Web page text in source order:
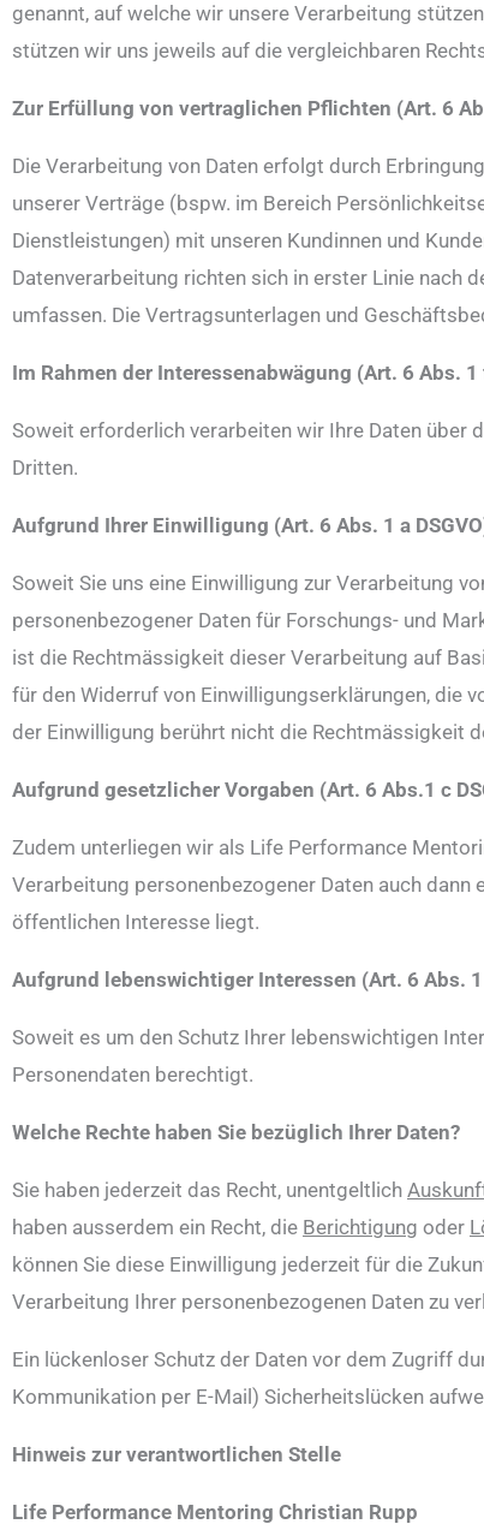
genannt, auf welche wir unsere Verarbeitung
stützen wir uns jeweils auf die vergleichbaren
Zur Erfüllung von vertraglichen Pflichten (Art. 6
Die Verarbeitung von Daten erfolgt durch
unserer Verträge (bspw. im Bereich
Dienstleistungen) mit unseren Kundinnen und
Datenverarbeitung richten sich in erster Linie nach
umfassen. Die Vertragsunterlagen und
Im Rahmen der Interessenabwägung (Art. 6 Abs. 1
Soweit erforderlich verarbeiten wir Ihre Daten über
Dritten.
Aufgrund Ihrer Einwilligung (Art. 6 Abs. 1 a
Soweit Sie uns eine Einwilligung zur Verarbeitung
personenbezogener Daten für Forschungs- und
ist die Rechtmässigkeit dieser Verarbeitung auf
für den Widerruf von Einwilligungserklärungen, die
der Einwilligung berührt nicht die Rechtmässigkeit
Aufgrund gesetzlicher Vorgaben (Art. 6 Abs.1 c
Zudem unterliegen wir als Life Performance
Verarbeitung personenbezogener Daten auch
öffentlichen Interesse liegt.
Aufgrund lebenswichtiger Interessen (Art. 6 Abs. 1
Soweit es um den Schutz Ihrer lebenswichtigen
Personendaten berechtigt.
Welche Rechte haben Sie bezüglich Ihrer Daten?
Sie haben jederzeit das Recht, unentgeltlich
haben ausserdem ein Recht, die Berichtigung oder
können Sie diese Einwilligung jederzeit für die
Verarbeitung Ihrer personenbezogenen Daten zu
Ein lückenloser Schutz der Daten vor dem Zugriff
Kommunikation per E-Mail) Sicherheitslücken
Hinweis zur verantwortlichen Stelle
Life Performance Mentoring Christian Rupp